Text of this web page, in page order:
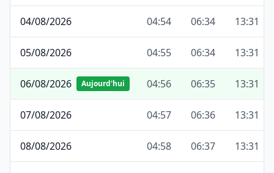
04/08/2026 04:54 06:34 13:31
05/08/2026 04:55 06:34 13:31
06/08/2026 Aujourd'hui 04:56 06:35 13:31
07/08/2026 04:57 06:36 13:31
08/08/2026 04:58 06:37 13:31